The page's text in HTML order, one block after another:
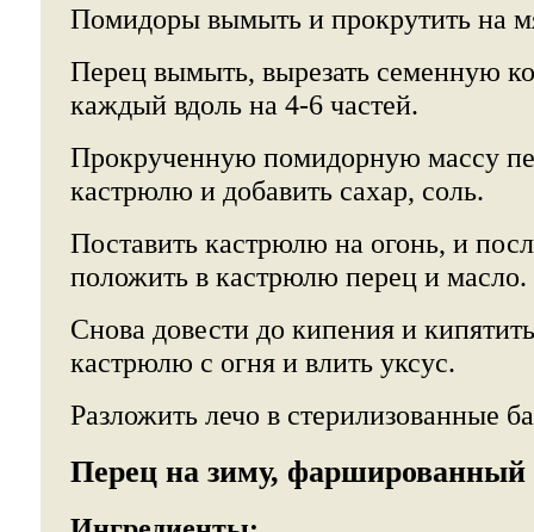
Помидоры вымыть и прокрутить на
Перец вымыть, вырезать семенную
каждый вдоль на 4-6 частей.
Прокрученную помидорную массу
кастрюлю и добавить сахар, соль.
Поставить кастрюлю на огонь, и
положить в кастрюлю перец и масло.
Снова довести до кипения и
кастрюлю с огня и влить уксус.
Разложить лечо в стерилизованные
Перец на зиму,